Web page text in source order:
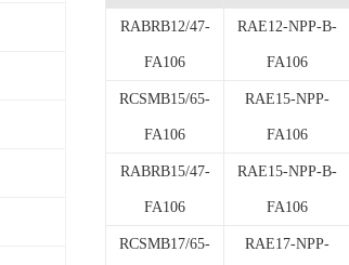
RABRB12/47-
FA106
RAE12-NPP-B-
FA106
RCSMB15/65-
FA106
RAE15-NPP-
FA106
RABRB15/47-
FA106
RAE15-NPP-B-
FA106
RCSMB17/65- RAE17-NPP-